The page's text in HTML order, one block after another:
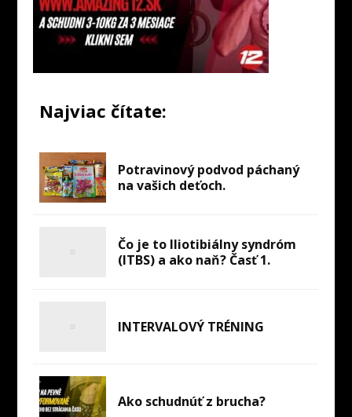
Najviac čítate:
Potravinový podvod páchaný
na vašich deťoch.
Čo je to Iliotibiálny syndróm
(ITBS) a ako naň? Časť 1.
INTERVALOVÝ TRÉNING
Ako schudnúť z brucha?